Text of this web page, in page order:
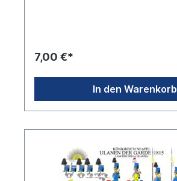
7,00 €*
In den Warenkorb